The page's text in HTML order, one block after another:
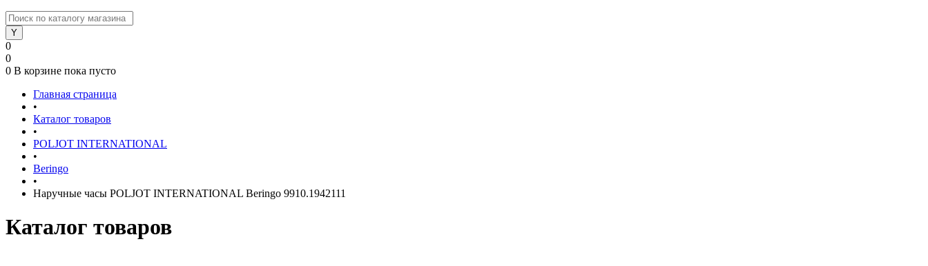
0
0
0 В корзине пока пусто
Главная страница
•
Каталог товаров
•
POLJOT INTERNATIONAL
•
Beringo
•
Наручные часы POLJOT INTERNATIONAL Beringo 9910.1942111
Каталог товаров